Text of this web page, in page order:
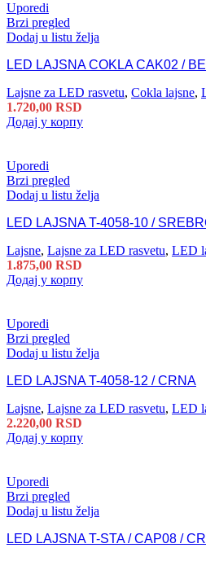
Uporedi
Brzi pregled
Dodaj u listu želja
LED LAJSNA COKLA CAK02 /
Lajsne za LED rasvetu, Cokla lajsne,
1.720,00 RSD
Додај у корпу
Uporedi
Brzi pregled
Dodaj u listu želja
LED LAJSNA T-4058-10 /
Lajsne, Lajsne za LED rasvetu, LED
1.875,00 RSD
Додај у корпу
Uporedi
Brzi pregled
Dodaj u listu želja
LED LAJSNA T-4058-12 / CRNA
Lajsne, Lajsne za LED rasvetu, LED
2.220,00 RSD
Додај у корпу
Uporedi
Brzi pregled
Dodaj u listu želja
LED LAJSNA T-STA / CAP08 /